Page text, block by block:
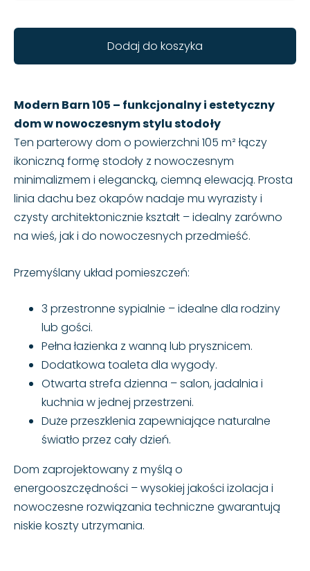
Dodaj do koszyka
Modern Barn 105 – funkcjonalny i estetyczny
dom w nowoczesnym stylu stodoły
Ten parterowy dom o powierzchni 105 m² łączy
ikoniczną formę stodoły z nowoczesnym
minimalizmem i elegancką, ciemną elewacją. Prosta
linia dachu bez okapów nadaje mu wyrazisty i
czysty architektonicznie kształt – idealny zarówno
na wieś, jak i do nowoczesnych przedmieść.
Przemyślany układ pomieszczeń:
3 przestronne sypialnie – idealne dla rodziny
lub gości.
Pełna łazienka z wanną lub prysznicem.
Dodatkowa toaleta dla wygody.
Otwarta strefa dzienna – salon, jadalnia i
kuchnia w jednej przestrzeni.
Duże przeszklenia zapewniające naturalne
światło przez cały dzień.
Dom zaprojektowany z myślą o
energooszczędności – wysokiej jakości izolacja i
nowoczesne rozwiązania techniczne gwarantują
niskie koszty utrzymania.